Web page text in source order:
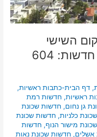
השישי
בישראל במכירת דירות חדשות: 604
,דף הבית-כתבות ראשיות,
ראשיות,חדשות רמת
גן נחום,חדשות שכונת
כלניות,חדשות שכונת
מישור הנוף,חדשות
אשלים,חדשות שכונת נאות